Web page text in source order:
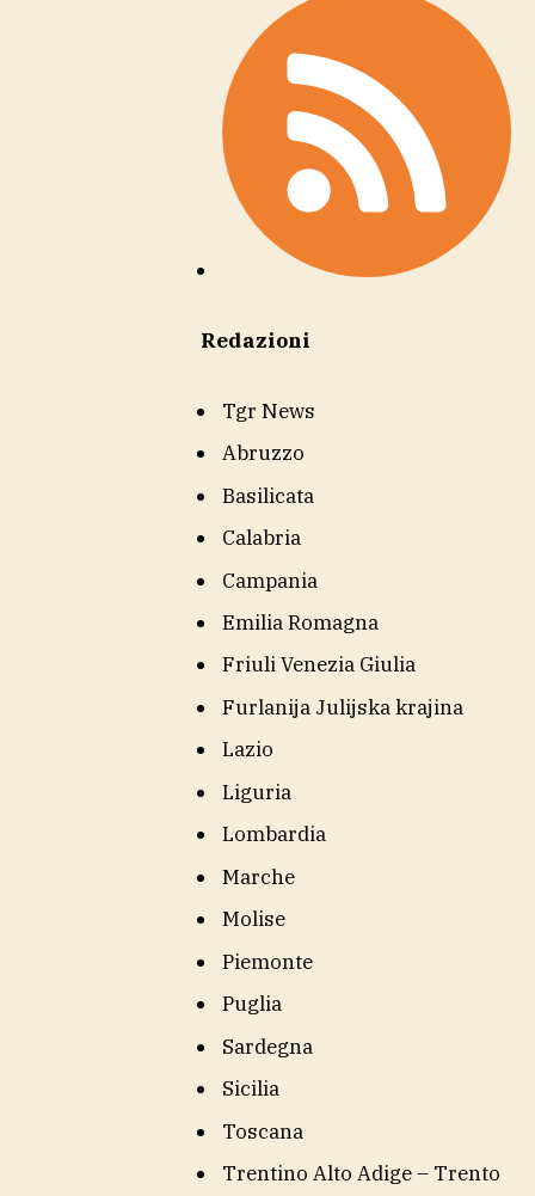
Redazioni
Tgr News
Abruzzo
Basilicata
Calabria
Campania
Emilia Romagna
Friuli Venezia Giulia
Furlanija Julijska krajina
Lazio
Liguria
Lombardia
Marche
Molise
Piemonte
Puglia
Sardegna
Sicilia
Toscana
Trentino Alto Adige – Trento